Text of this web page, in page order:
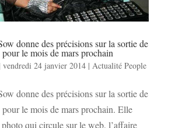
donne des précisions sur la sortie de
le mois de mars prochain
vendredi 24 janvier 2014| Actualité People
donne des précisions sur la sortie de
le mois de mars prochain. Elle
photo qui circule sur le web, l’affaire